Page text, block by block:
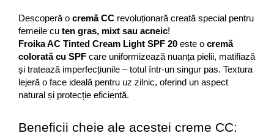
Descoperă o cremă CC revoluționară creată special pentru
femeile cu ten gras, mixt sau acneic!
Froika AC Tinted Cream Light SPF 20 este o cremă
colorată cu SPF care uniformizează nuanța pielii, matifiază
și tratează imperfecțiunile – totul într-un singur pas. Textura
lejeră o face ideală pentru uz zilnic, oferind un aspect
natural și protecție eficientă.
Beneficii cheie ale acestei creme CC: